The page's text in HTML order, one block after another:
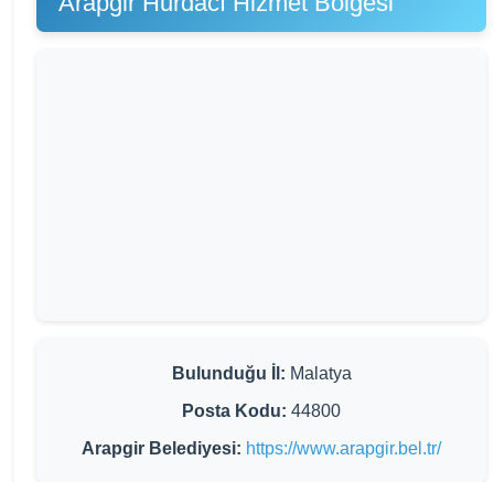
Bulunduğu İl: Malatya
Posta Kodu: 44800
Arapgir Belediyesi: https://www.arapgir.bel.tr/